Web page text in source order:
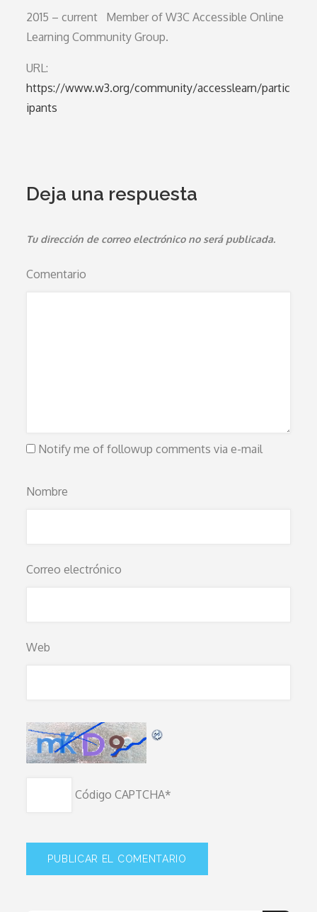
2015 – current Member of W3C Accessible Online
Learning Community Group.
URL:
https://www.w3.org/community/accesslearn/partic
ipants
Deja una respuesta
Tu dirección de correo electrónico no será publicada.
Comentario
Notify me of followup comments via e-mail
Nombre
Correo electrónico
Web
Código CAPTCHA*